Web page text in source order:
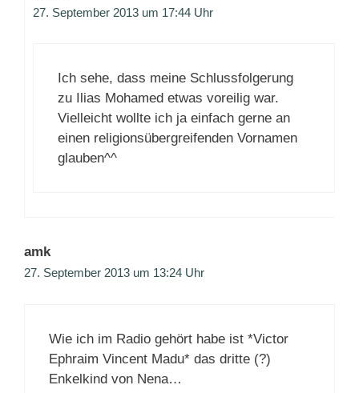
27. September 2013 um 17:44 Uhr
Ich sehe, dass meine Schlussfolgerung
zu Ilias Mohamed etwas voreilig war.
Vielleicht wollte ich ja einfach gerne an
einen religionsübergreifenden Vornamen
glauben^^
amk
27. September 2013 um 13:24 Uhr
Wie ich im Radio gehört habe ist *Victor
Ephraim Vincent Madu* das dritte (?)
Enkelkind von Nena…